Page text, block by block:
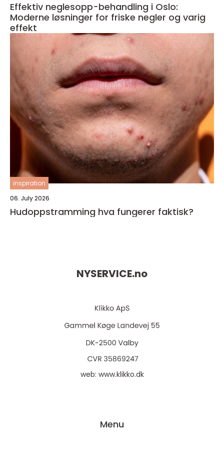
Effektiv neglesopp-behandling i Oslo:
Moderne løsninger for friske negler og varig
effekt
inspiration
06. July 2026
Hudoppstramming hva fungerer faktisk?
NYSERVICE.no
web: www.klikko.dk
Menu